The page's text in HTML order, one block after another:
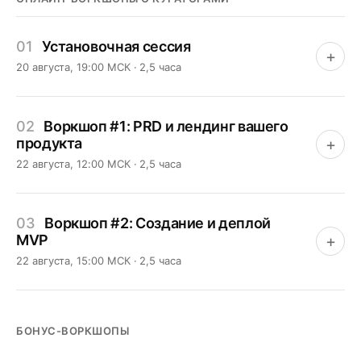
01 Установочная сессия
20 августа, 19:00 МСК · 2,5 часа
+
02
Воркшоп #1: PRD и лендинг вашего
продукта
22 августа, 12:00 МСК · 2,5 часа
+
03
Воркшоп #2: Создание и деплой
MVP
22 августа, 15:00 МСК · 2,5 часа
+
БОНУС-ВОРКШОПЫ